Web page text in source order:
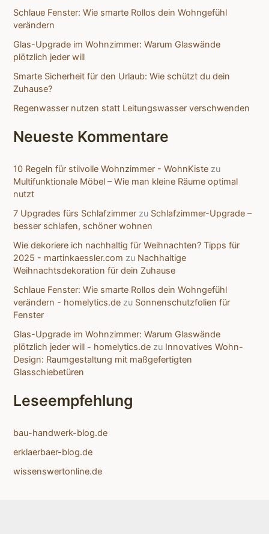
h
:
Schlaue Fenster: Wie smarte Rollos dein Wohngefühl
verändern
Glas-Upgrade im Wohnzimmer: Warum Glaswände
plötzlich jeder will
Smarte Sicherheit für den Urlaub: Wie schützt du dein
Zuhause?
Regenwasser nutzen statt Leitungswasser verschwenden
Neueste Kommentare
10 Regeln für stilvolle Wohnzimmer - WohnKiste zu
Multifunktionale Möbel – Wie man kleine Räume optimal
nutzt
7 Upgrades fürs Schlafzimmer zu Schlafzimmer-Upgrade –
besser schlafen, schöner wohnen
Wie dekoriere ich nachhaltig für Weihnachten? Tipps für
2025 - martinkaessler.com zu Nachhaltige
Weihnachtsdekoration für dein Zuhause
Schlaue Fenster: Wie smarte Rollos dein Wohngefühl
verändern - homelytics.de zu Sonnenschutzfolien für
Fenster
Glas-Upgrade im Wohnzimmer: Warum Glaswände
plötzlich jeder will - homelytics.de zu Innovatives Wohn-
Design: Raumgestaltung mit maßgefertigten
Glasschiebetüren
Leseempfehlung
bau-handwerk-blog.de
erklaerbaer-blog.de
wissenswertonline.de